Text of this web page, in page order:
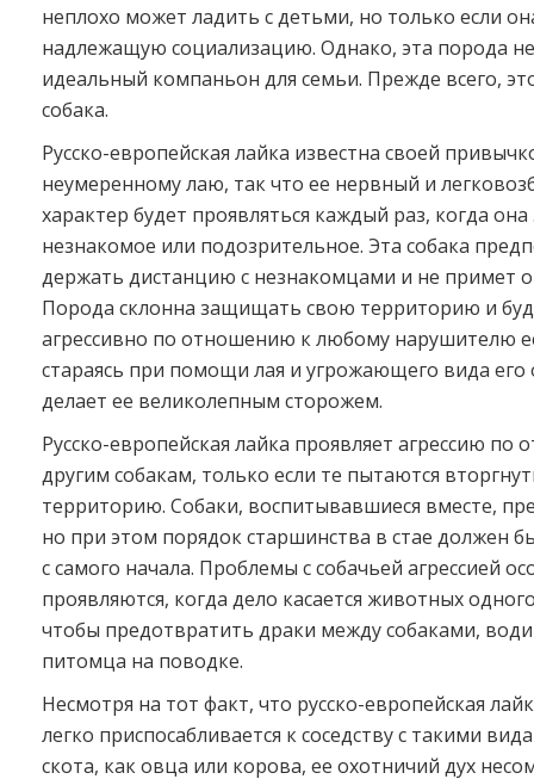
неплохо может ладить с детьми, но только если
надлежащую социализацию. Однако, эта порода
идеальный компаньон для семьи. Прежде всего,
собака.
Русско-европейская лайка известна своей
неумеренному лаю, так что ее нервный и
характер будет проявляться каждый раз, когда
незнакомое или подозрительное. Эта собака
держать дистанцию с незнакомцами и не примет
Порода склонна защищать свою территорию и
агрессивно по отношению к любому нарушителю
стараясь при помощи лая и угрожающего вида его
делает ее великолепным сторожем.
Русско-европейская лайка проявляет агрессию по
другим собакам, только если те пытаются
территорию. Собаки, воспитывавшиеся вместе,
но при этом порядок старшинства в стае должен
с самого начала. Проблемы с собачьей агрессией
проявляются, когда дело касается животных
чтобы предотвратить драки между собаками,
питомца на поводке.
Несмотря на тот факт, что русско-европейская
легко приспосабливается к соседству с такими
скота, как овца или корова, ее охотничий дух